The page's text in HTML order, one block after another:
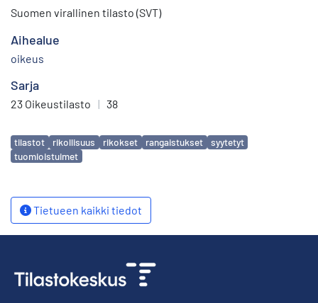
Suomen virallinen tilasto (SVT)
Aihealue
oikeus
Sarja
23 Oikeustilasto | 38
Avainsanat
tilastot rikollisuus rikokset rangaistukset
syytetyt
tuomioistuimet
Tietueen kaikki tiedot